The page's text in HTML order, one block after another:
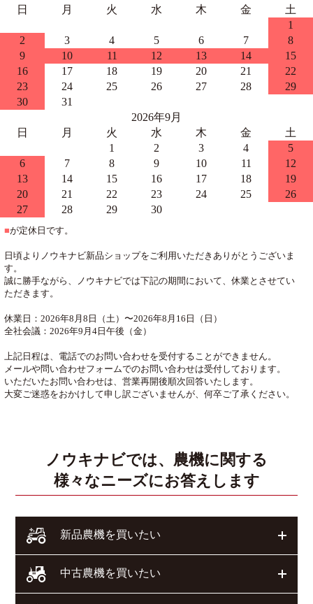
日
月 火 水 木 金
土
1
2
3 4 5 6 7
8
9
10 11 12 13 14
15
16
17 18 19 20 21
22
23
24 25 26 27 28
29
30
31
2026年9月
日
月 火 水 木 金
土
1
2 3 4
5
6
7 8 9 10 11
12
13
14 15 16 17 18
19
20
21 22 23 24 25
26
27
28 29 30
■が定休日です。
日頃よりノウキナビ新品ショップをご利用いただきありがとうございま
す。
誠に勝手ながら、ノウキナビでは下記の期間において、休業とさせてい
ただきます。
休業日：2026年8月8日（土）〜2026年8月16日（日）
全社会議：2026年9月4日午後（金）
上記日程は、電話でのお問い合わせを受付することができません。
メールや問い合わせフォームでのお問い合わせは受付しております。
いただいたお問い合わせは、営業再開後順次回答いたします。
大変ご迷惑をおかけして申し訳ございませんが、何卒ご了承ください。
ノウキナビでは、農機に関する
様々なニーズにお答えします
新品農機を買いたい
中古農機を買いたい